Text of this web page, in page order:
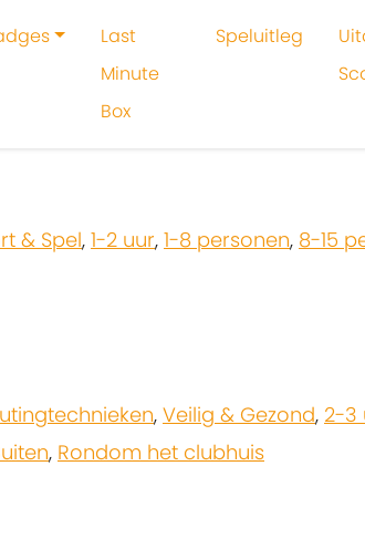
Last
Minute
Box
Speluitleg
Robin Bastiaan
& Spel, 1-2 uur, 1-8 personen, 8-15
, Veilig & Gezond, 2-3
, Rondom het clubhuis